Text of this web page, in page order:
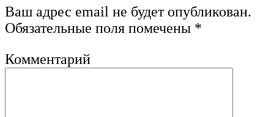
Ваш адрес email не будет опубликован.
Обязательные поля помечены *
Комментарий